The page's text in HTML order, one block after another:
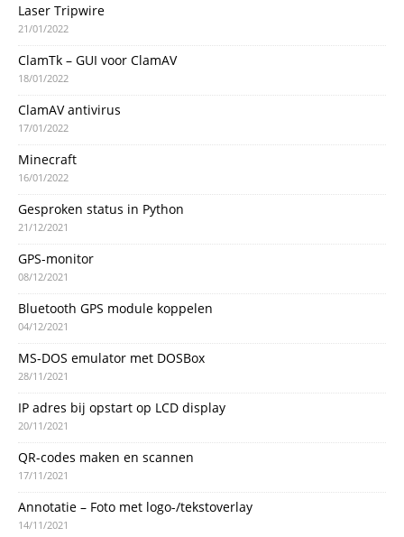
Laser Tripwire
21/01/2022
ClamTk – GUI voor ClamAV
18/01/2022
ClamAV antivirus
17/01/2022
Minecraft
16/01/2022
Gesproken status in Python
21/12/2021
GPS-monitor
08/12/2021
Bluetooth GPS module koppelen
04/12/2021
MS-DOS emulator met DOSBox
28/11/2021
IP adres bij opstart op LCD display
20/11/2021
QR-codes maken en scannen
17/11/2021
Annotatie – Foto met logo-/tekstoverlay
14/11/2021